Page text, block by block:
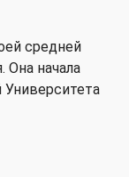
средней
начала
Университета